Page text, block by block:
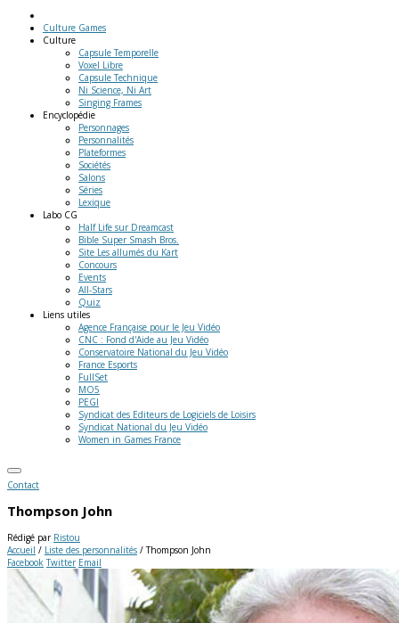
Culture Games
Culture
Capsule Temporelle
Voxel Libre
Capsule Technique
Ni Science, Ni Art
Singing Frames
Encyclopédie
Personnages
Personnalités
Plateformes
Sociétés
Salons
Séries
Lexique
Labo CG
Half Life sur Dreamcast
Bible Super Smash Bros.
Site Les allumés du Kart
Concours
Events
All-Stars
Quiz
Liens utiles
Agence Française pour le Jeu Vidéo
CNC : Fond d'Aide au Jeu Vidéo
Conservatoire National du Jeu Vidéo
France Esports
FullSet
MO5
PEGI
Syndicat des Editeurs de Logiciels de Loisirs
Syndicat National du Jeu Vidéo
Women in Games France
Contact
Thompson John
Rédigé par Ristou
Accueil / Liste des personnalités / Thompson John
Facebook Twitter Email